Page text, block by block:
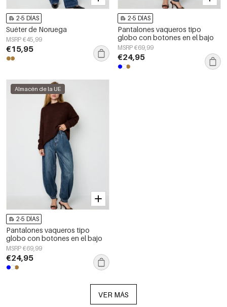
2-5 DÍAS
Suéter de Noruega
MSRP €45,99
€15,95
2-5 DÍAS
Pantalones vaqueros tipo
globo con botones en el bajo
MSRP €69,99
€24,95
Almacén de la UE
2-5 DÍAS
Pantalones vaqueros tipo
globo con botones en el bajo
MSRP €69,99
€24,95
VER MÁS